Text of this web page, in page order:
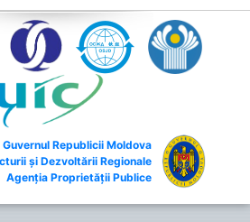
Guvernul Republicii Moldova
și Dezvoltării Regionale
Agenția Proprietății Publice